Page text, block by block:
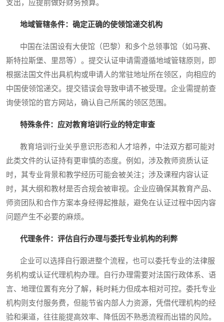
支出，应提前做好财务预算。
地域管辖条件：确定正确的使领馆递交机构
中国在法国设有大使馆（巴黎）和多个总领事馆（如马赛、
斯特拉斯堡、里昂等）。提交认证申请需遵循地域管辖原则，即
根据法国文件出具机构或申请人的常驻地址所在领区，向相应的
中国使领馆递交。提交错误会导致申请不被受理。企业需提前查
询使领馆的官方网站，确认自己所属的领区范围。
特殊条件：应对教育培训行业的特定审查
教育培训行业关乎意识形态和人才培养，中法双方都可能对
此类文件的认证持有更审慎的态度。例如，涉及教师资质认证
时，其专业背景和教学经历可能会被关注；涉及课程内容认证
时，其大纲和教材是否合规会被审视。企业应确保其教育产品、
师资团队和合作方案本身经得起推敲，避免在认证过程中因内容
问题产生不必要的麻烦。
代理条件：评估自行办理与委托专业机构的利弊
企业可以选择自行跟进整个流程，也可以委托专业的法律服
务机构或认证代理机构办理。自行办理需要对法国行政体系、语
言、地理位置有充分了解，耗时耗力但成本相对可控。委托专业
机构则支付服务费，但能节省内部人力资源，凭借代理机构的经
验和渠道，往往能提高效率、降低因不熟悉流程而出错的风险。